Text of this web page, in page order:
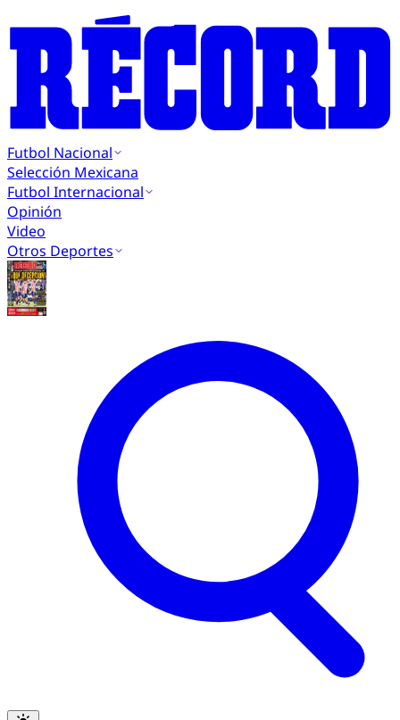
Futbol Nacional
Selección Mexicana
Futbol Internacional
Opinión
Video
Otros Deportes